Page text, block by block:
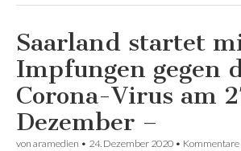
Saarland startet
Impfungen gegen
Corona-Virus am
Dezember –
von aramedien • 24. Dezember 2020 •